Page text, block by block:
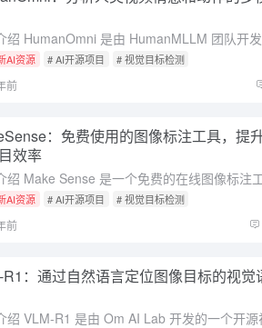
AI资源 # AI开源项目 # 视觉目标检测
前
：免费使用的图像标注工具，提
效率
AI资源 # AI开源项目 # 视觉目标检测
前
：通过自然语言定位图像目标的视觉